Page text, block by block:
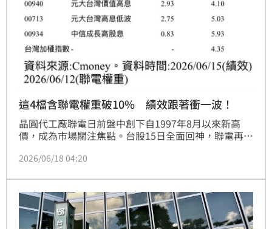
這4檔含聯電權重破10% 績效跟著衝一波！
晶圓代工廠聯電日前盤中創下自1997年8月以來新高
價，成為市場關注焦點。台股15日全面回神，聯電再爆
寵兒氣勢。近日盤勢上沖下洗，高股息ETF因為較高金
彈，投資人也將目光轉向含聯電的高股息ETF，可望借
助雙引擎、一籃子打包攻守兼備的好題材。
2026/06/18 04:20